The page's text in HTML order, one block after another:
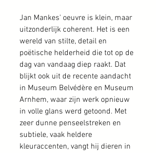
Jan Mankes' oeuvre is klein, maar
uitzonderlijk coherent. Het is een
wereld van stilte, detail en
poëtische helderheid die tot op de
dag van vandaag diep raakt. Dat
blijkt ook uit de recente aandacht
in Museum Belvédère en Museum
Arnhem, waar zijn werk opnieuw
in volle glans werd getoond. Met
zeer dunne penseelstreken en
subtiele, vaak heldere
kleuraccenten, vangt hij dieren in